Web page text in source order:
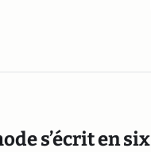
s’écrit en six